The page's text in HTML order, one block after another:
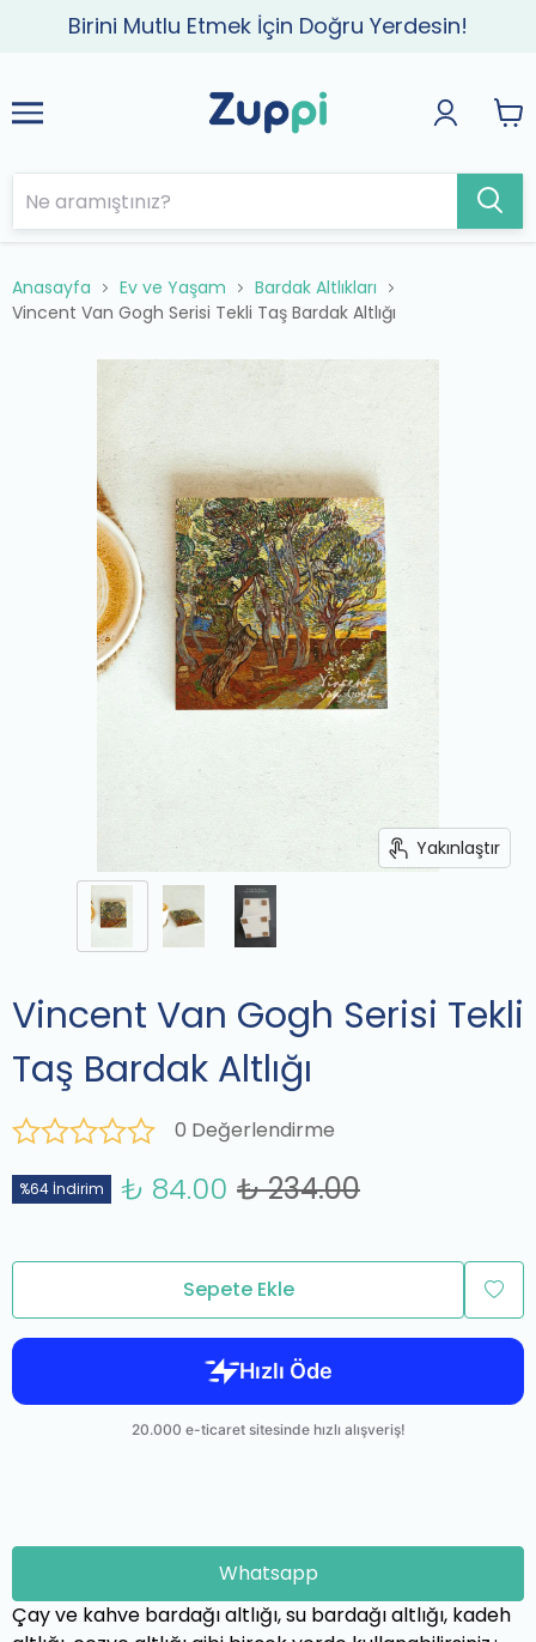
Birini Mutlu Etmek İçin Doğru Yerdesin!
Anasayfa Ev ve Yaşam
Bardak Altlıkları
Vincent Van Gogh Serisi Tekli Taş Bardak Altlığı
Yakınlaştır
Vincent Van Gogh Serisi Tekli
Taş Bardak Altlığı
0 Değerlendirme
%64 İndirim ₺ 84.00 ₺ 234.00
Sepete Ekle
Whatsapp
Çay ve kahve bardağı altlığı, su bardağı altlığı, kadeh